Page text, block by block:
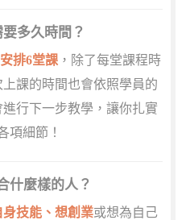
多久時間？
排6堂課 ，除了每堂課程時
課的時間也會依照學員的
行下一步教學，讓你扎實
項細節！
什麼樣的人？
身技能、想創業或想為自己